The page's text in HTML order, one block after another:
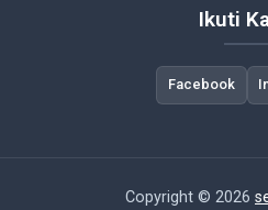
Ikuti
Facebook
Copyright © 2026